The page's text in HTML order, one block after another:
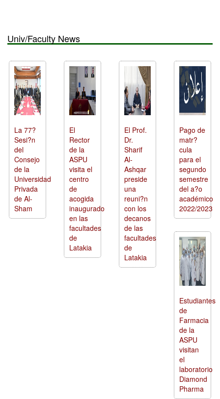
Univ/Faculty News
La 77?
Sesi?n
del
Consejo
de la
Universidad
Privada
de Al-
Sham
El
Rector
de la
ASPU
visita el
centro
de
acogida
inaugurado
en las
facultades
de
Latakia
El Prof.
Dr.
Sharif
Al-
Ashqar
preside
una
reuni?n
con los
decanos
de las
facultades
de
Latakia
Pago de
matr?
cula
para el
segundo
semestre
del a?o
académico
2022/2023
Estudiantes
de
Farmacia
de la
ASPU
visitan
el
laboratorio
Diamond
Pharma